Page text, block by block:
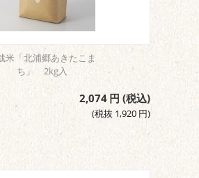
米「北浦郷あきたこま
ち」 2kg入
2,074 円 (税込)
(税抜 1,920 円)